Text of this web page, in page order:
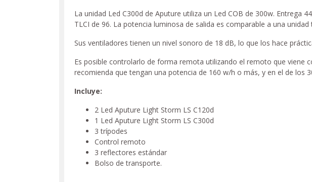
La unidad Led C300d de Aputure utiliza un Led COB de 300w. Entrega
TLCI de 96. La potencia luminosa de salida es comparable a una
Sus ventiladores tienen un nivel sonoro de 18 dB, lo que los hace
Es posible controlarlo de forma remota utilizando el remoto que viene
recomienda que tengan una potencia de 160 w/h o más, y en el de los
Incluye:
2 Led Aputure Light Storm LS C120d
1 Led Aputure Light Storm LS C300d
3 trípodes
Control remoto
3 reflectores estándar
Bolso de transporte.